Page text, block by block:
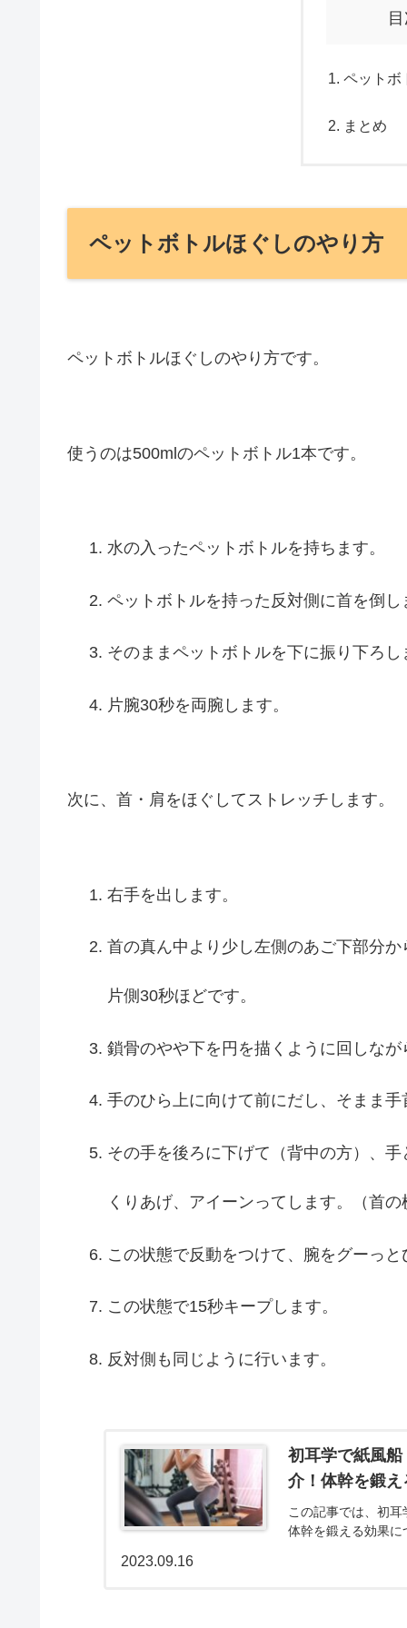
ペットボ
まとめ
ペットボトルほぐしのやり方
ペットボトルほぐしのやり方です。
使うのは500mlのペットボトル1本です。
水の入ったペットボトルを持ちます。
ペットボトルを持った反対側に首を倒し
そのままペットボトルを下に振り下ろ
片腕30秒を両腕します。
次に、首・肩をほぐしてストレッチします。
右手を出します。
首の真ん中より少し左側のあご下部分
片側30秒ほどです。
鎖骨のやや下を円を描くように回しな
手のひら上に向けて前にだし、そまま
その手を後ろに下げて（背中の方）、
くりあげ、アイーンってします。（首
この状態で反動をつけて、腕をグーっ
この状態で15秒キープします。
反対側も同じように行います。
初耳学で紙風
介！体幹を鍛え
この記事では、初
体幹を鍛える効果
2023.09.16